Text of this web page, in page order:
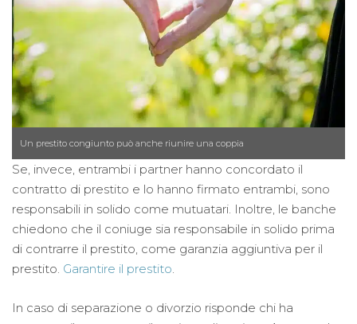
Un prestito congiunto può anche riunire una coppia
Se, invece, entrambi i partner hanno concordato il
contratto di prestito e lo hanno firmato entrambi, sono
responsabili in solido come mutuatari. Inoltre, le banche
chiedono che il coniuge sia responsabile in solido prima
di contrarre il prestito, come garanzia aggiuntiva per il
prestito. Garantire il prestito.
In caso di separazione o divorzio risponde chi ha